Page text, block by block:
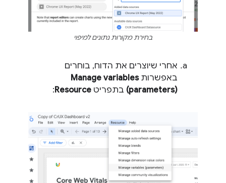
בחירת מקורות נתונים למיפוי
אחרי שיוצרים את הדוח, בוחרים
באפשרותManage variables
(parameters) בתפריט Resource
: